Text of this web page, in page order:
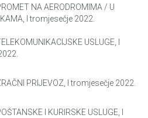
NA AERODROMIMA / U
I tromjesečje 2022.
USLUGE, I
PRIJEVOZ, I tromjesečje 2022.
I KURIRSKE USLUGE, I